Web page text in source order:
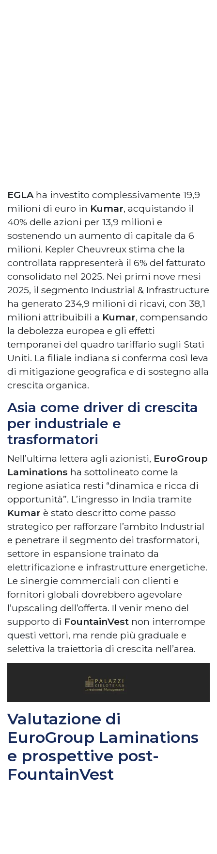
EGLA ha investito complessivamente 19,9
milioni di euro in Kumar, acquistando il
40% delle azioni per 13,9 milioni e
sostenendo un aumento di capitale da 6
milioni. Kepler Cheuvreux stima che la
controllata rappresenterà il 6% del fatturato
consolidato nel 2025. Nei primi nove mesi
2025, il segmento Industrial & Infrastructure
ha generato 234,9 milioni di ricavi, con 38,1
milioni attribuibili a Kumar, compensando
la debolezza europea e gli effetti
temporanei del quadro tariffario sugli Stati
Uniti. La filiale indiana si conferma così leva
di mitigazione geografica e di sostegno alla
crescita organica.
Asia come driver di crescita
per industriale e
trasformatori
Nell’ultima lettera agli azionisti, EuroGroup
Laminations ha sottolineato come la
regione asiatica resti “dinamica e ricca di
opportunità”. L’ingresso in India tramite
Kumar è stato descritto come passo
strategico per rafforzare l’ambito Industrial
e penetrare il segmento dei trasformatori,
settore in espansione trainato da
elettrificazione e infrastrutture energetiche.
Le sinergie commerciali con clienti e
fornitori globali dovrebbero agevolare
l’upscaling dell’offerta. Il venir meno del
supporto di FountainVest non interrompe
questi vettori, ma rende più graduale e
selettiva la traiettoria di crescita nell’area.
Valutazione di
EuroGroup Laminations
e prospettive post-
FountainVest